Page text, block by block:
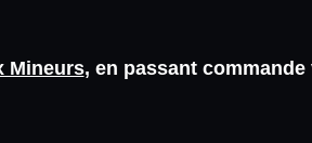
Mineurs, en passant